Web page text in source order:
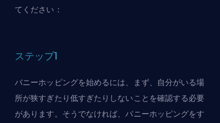
てください：
ステップ1
バニーホッピングを始めるには、まず、自分がいる場
所が狭すぎたり低すぎたりしないことを確認する必要
があります。そうでなければ、バニーホッピングをす